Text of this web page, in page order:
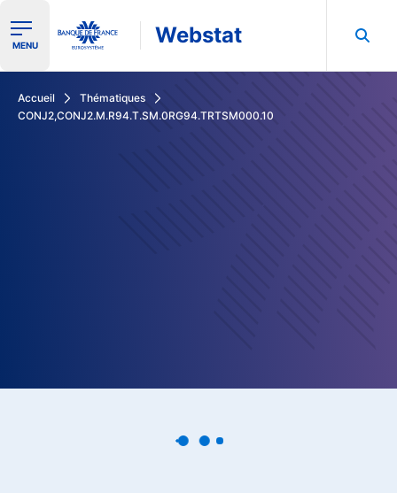
Ouvrir le menu de navigation
MENU Webstat
Accueil
Thématiques
CONJ2,CONJ2.M.R94.T.SM.0RG94.TRTSM000.10